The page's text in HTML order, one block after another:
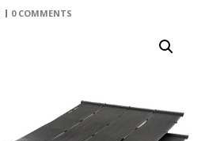
0 COMMENTS